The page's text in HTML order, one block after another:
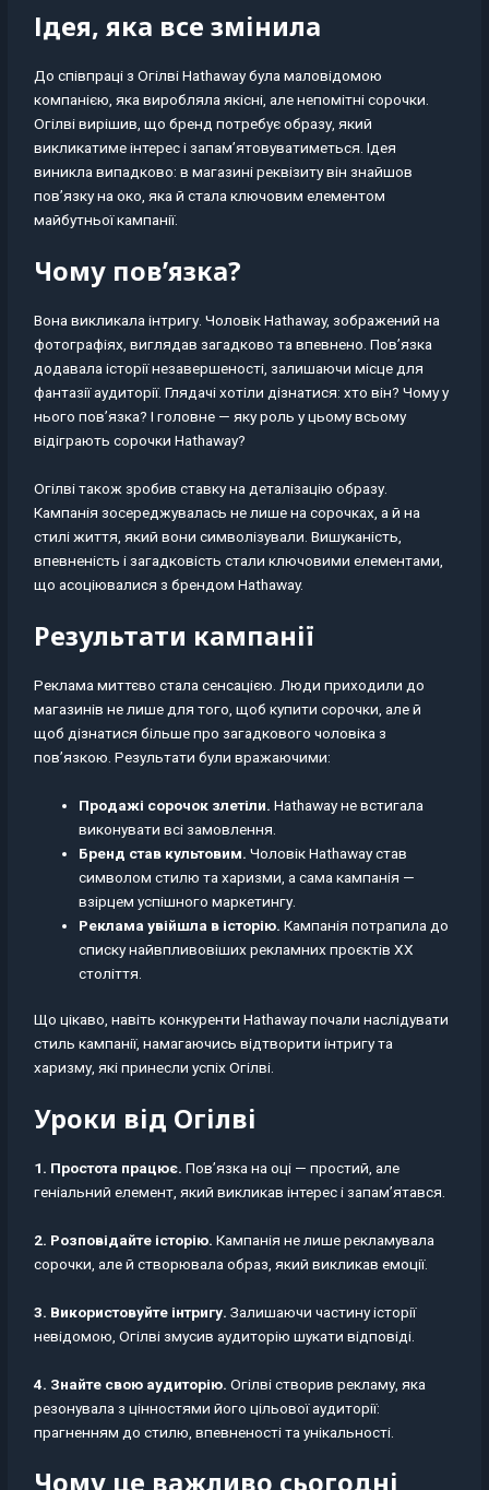
Ідея, яка все змінила
До співпраці з Огілві Hathaway була маловідомою
компанією, яка виробляла якісні, але непомітні сорочки.
Огілві вирішив, що бренд потребує образу, який
викликатиме інтерес і запам’ятовуватиметься. Ідея
виникла випадково: в магазині реквізиту він знайшов
пов’язку на око, яка й стала ключовим елементом
майбутньої кампанії.
Чому пов’язка?
Вона викликала інтригу. Чоловік Hathaway, зображений на
фотографіях, виглядав загадково та впевнено. Пов’язка
додавала історії незавершеності, залишаючи місце для
фантазії аудиторії. Глядачі хотіли дізнатися: хто він? Чому у
нього пов’язка? І головне — яку роль у цьому всьому
відіграють сорочки Hathaway?
Огілві також зробив ставку на деталізацію образу.
Кампанія зосереджувалась не лише на сорочках, а й на
стилі життя, який вони символізували. Вишуканість,
впевненість і загадковість стали ключовими елементами,
що асоціювалися з брендом Hathaway.
Результати кампанії
Реклама миттєво стала сенсацією. Люди приходили до
магазинів не лише для того, щоб купити сорочки, але й
щоб дізнатися більше про загадкового чоловіка з
пов’язкою. Результати були вражаючими:
Продажі сорочок злетіли. Hathaway не встигала
виконувати всі замовлення.
Бренд став культовим. Чоловік Hathaway став
символом стилю та харизми, а сама кампанія —
взірцем успішного маркетингу.
Реклама увійшла в історію. Кампанія потрапила до
списку найвпливовіших рекламних проєктів XX
століття.
Що цікаво, навіть конкуренти Hathaway почали наслідувати
стиль кампанії, намагаючись відтворити інтригу та
харизму, які принесли успіх Огілві.
Уроки від Огілві
1. Простота працює. Пов’язка на оці — простий, але
геніальний елемент, який викликав інтерес і запам’ятався.
2. Розповідайте історію. Кампанія не лише рекламувала
сорочки, але й створювала образ, який викликав емоції.
3. Використовуйте інтригу. Залишаючи частину історії
невідомою, Огілві змусив аудиторію шукати відповіді.
4. Знайте свою аудиторію. Огілві створив рекламу, яка
резонувала з цінностями його цільової аудиторії:
прагненням до стилю, впевненості та унікальності.
Чому це важливо сьогодні